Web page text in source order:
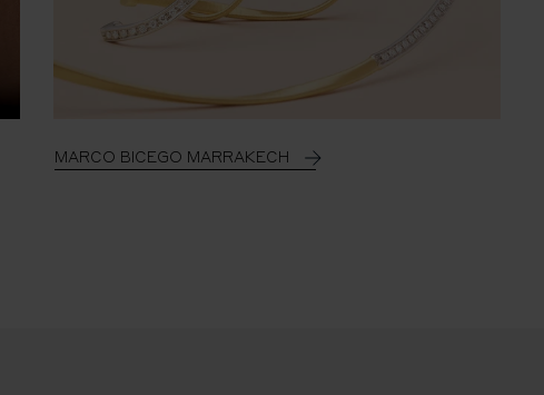
MARCO BICEGO MARRAKECH